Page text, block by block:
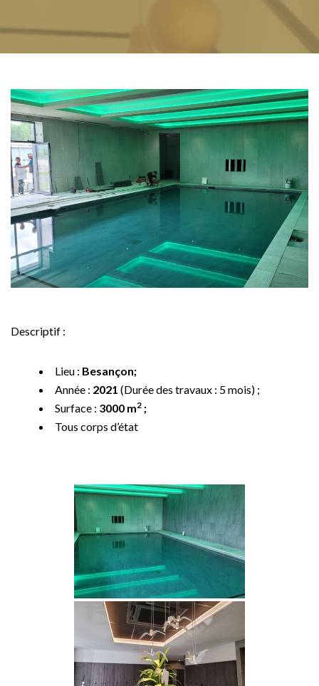
Descriptif :
Lieu : Besançon;
Année : 2021 (Durée des travaux : 5 mois) ;
Surface : 3000 m2 ;
Tous corps d’état